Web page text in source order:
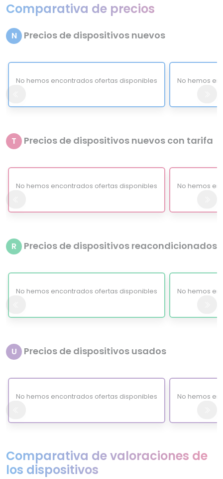
Comparativa de precios
N Precios de dispositivos nuevos
No hemos encontrados ofertas disponibles No hemos
T Precios de dispositivos nuevos con tarifa
No hemos encontrados ofertas disponibles No hemos
R Precios de dispositivos reacondicionados
No hemos encontrados ofertas disponibles No hemos
U Precios de dispositivos usados
No hemos encontrados ofertas disponibles No hemos
Comparativa de valoraciones de
los dispositivos